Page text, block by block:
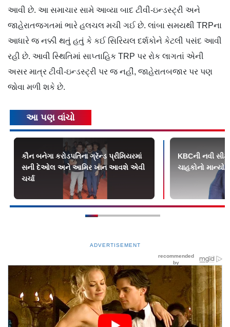
આવી છે. આ સમાચાર સામે આવ્યા બાદ ટીવી-ઇન્ડસ્ટ્રી અને
જાહેરાતજગતમાં ભારે હલચલ મચી ગઈ છે. લાંબા સમયથી TRPના
આધારે જ નક્કી થતું હતું કે કઈ સિરિયલ દર્શકોને કેટલી પસંદ આવી
રહી છે. આવી સ્થિતિમાં સાપ્તાહિક TRP પર રોક લાગતાં એની
અસર માત્ર ટીવી-ઇન્ડસ્ટ્રી પર જ નહીં, જાહેરાતબજાર પર પણ
જોવા મળી શકે છે.
આ પણ વાંચો
કૌન બનેગા કરોડપતિના ગ્રૅન્ડ પ્રીમિયરમાં
સની દેઓલ અને આમિર ખાન આવશે એવી
ચર્ચા
KBCની નવી
ચાહકોનો
ADVERTISEMENT